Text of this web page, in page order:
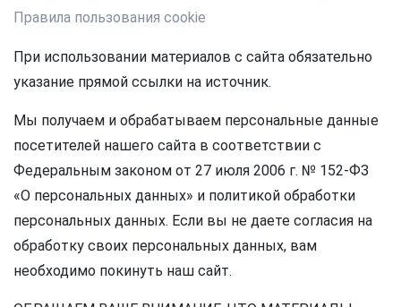
Правила пользования cookie
При использовании материалов с сайта обязательно
указание прямой ссылки на источник.
Мы получаем и обрабатываем персональные данные
посетителей нашего сайта в соответствии с
Федеральным законом от 27 июля 2006 г. № 152-ФЗ
«О персональных данных» и политикой обработки
персональных данных. Если вы не даете согласия на
обработку своих персональных данных, вам
необходимо покинуть наш сайт.